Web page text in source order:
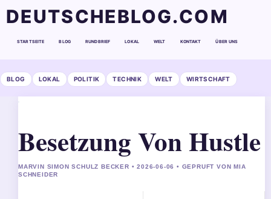
DEUTSCHEBLOG.COM
STARTSEITE BLOG RUNDBRIEF LOKAL WELT KONTAKT ÜBER UNS
BLOG LOKAL POLITIK TECHNIK WELT WIRTSCHAFT
Besetzung Von Hustle
MARVIN SIMON SCHULZ BECKER • 2026-06-06 • GEPRUFT VON MIA
SCHNEIDER